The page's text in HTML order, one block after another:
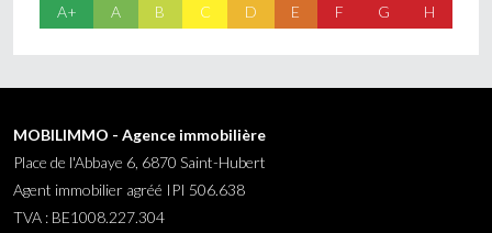
A+ A B C D E F G H
MOBILIMMO - Agence immobilière
Place de l'Abbaye 6, 6870 Saint-Hubert
Agent immobilier agréé IPI 506.638
TVA : BE1008.227.304